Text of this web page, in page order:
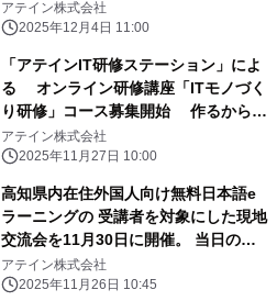
アテイン株式会社
2025年12月4日 11:00
「アテインIT研修ステーション」によ
る オンライン研修講座「ITモノづく
り研修」コース募集開始 作るから創
るへ！短期(2日間)で初心者でも学べる
オンライン研修
アテイン株式会社
2025年11月27日 10:00
高知県内在住外国人向け無料日本語e
ラーニングの 受講者を対象にした現地
交流会を11月30日に開催。 当日のプ
ログラムが決定いたしました。
アテイン株式会社
2025年11月26日 10:45